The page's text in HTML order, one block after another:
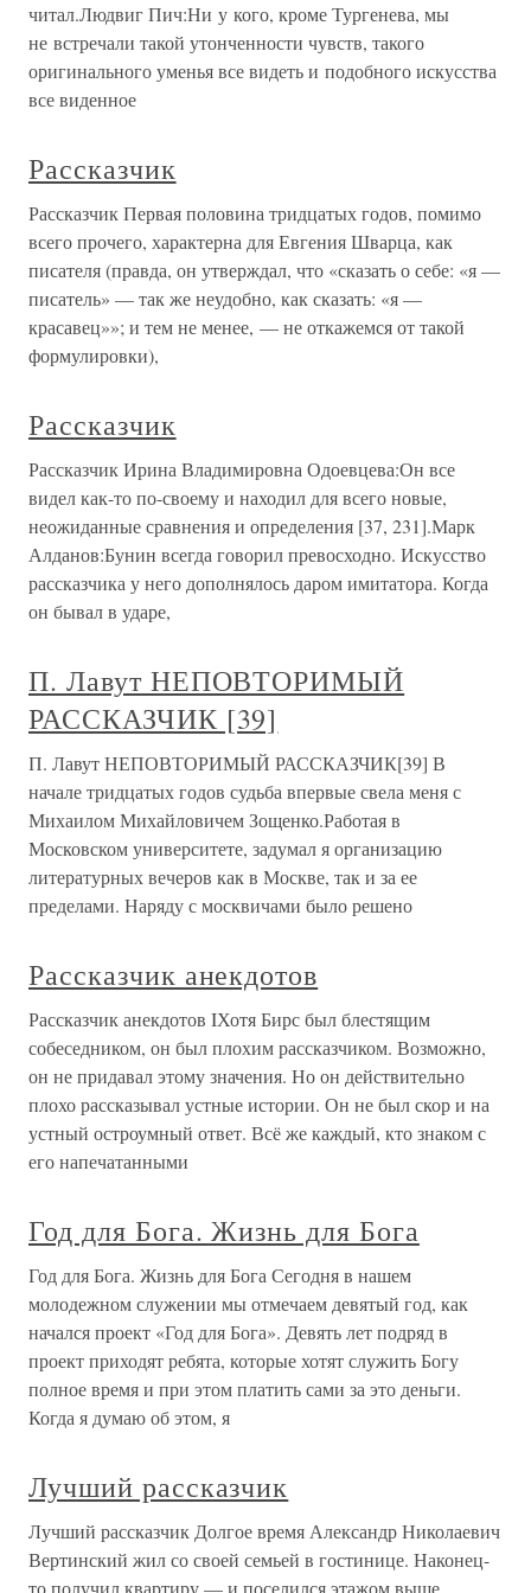
читал.Людвиг Пич:Ни у кого, кроме Тургенева, мы
не встречали такой утонченности чувств, такого
оригинального уменья все видеть и подобного искусства
все виденное
Рассказчик
Рассказчик Первая половина тридцатых годов, помимо
всего прочего, характерна для Евгения Шварца, как
писателя (правда, он утверждал, что «сказать о себе: «я —
писатель» — так же неудобно, как сказать: «я —
красавец»»; и тем не менее, — не откажемся от такой
формулировки),
Рассказчик
Рассказчик Ирина Владимировна Одоевцева:Он все
видел как-то по-своему и находил для всего новые,
неожиданные сравнения и определения [37, 231].Марк
Алданов:Бунин всегда говорил превосходно. Искусство
рассказчика у него дополнялось даром имитатора. Когда
он бывал в ударе,
П. Лавут НЕПОВТОРИМЫЙ
РАССКАЗЧИК [39]
П. Лавут НЕПОВТОРИМЫЙ РАССКАЗЧИК[39] В
начале тридцатых годов судьба впервые свела меня с
Михаилом Михайловичем Зощенко.Работая в
Московском университете, задумал я организацию
литературных вечеров как в Москве, так и за ее
пределами. Наряду с москвичами было решено
Рассказчик анекдотов
Рассказчик анекдотов IХотя Бирс был блестящим
собеседником, он был плохим рассказчиком. Возможно,
он не придавал этому значения. Но он действительно
плохо рассказывал устные истории. Он не был скор и на
устный остроумный ответ. Всё же каждый, кто знаком с
его напечатанными
Год для Бога. Жизнь для Бога
Год для Бога. Жизнь для Бога Сегодня в нашем
молодежном служении мы отмечаем девятый год, как
начался проект «Год для Бога». Девять лет подряд в
проект приходят ребята, которые хотят служить Богу
полное время и при этом платить сами за это деньги.
Когда я думаю об этом, я
Лучший рассказчик
Лучший рассказчик Долгое время Александр Николаевич
Вертинский жил со своей семьей в гостинице. Наконец-